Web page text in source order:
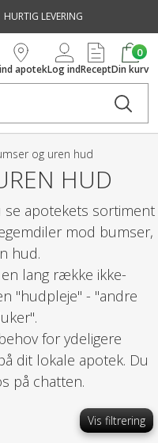
HURTIG LEVERING
apotekLog indRecept
0
Din kurv
og uren hud
HUD
se apotekets sortiment
mod bumser,
hud.
lang række ikke-
"hudpleje" - "andre
for ydeligere
dit lokale apotek. Du
på chatten.
Vis filtrering